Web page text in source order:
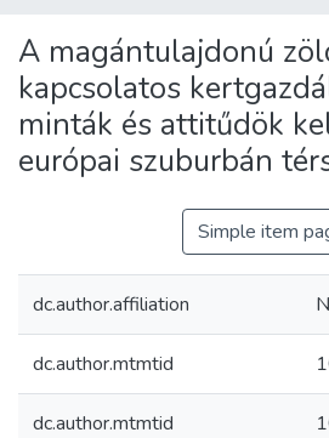
A magántulajdonú
kapcsolatos
minták és attitűdök
európai szuburbán
Simple item
dc.author.affiliation
dc.author.mtmtid
dc.author.mtmtid